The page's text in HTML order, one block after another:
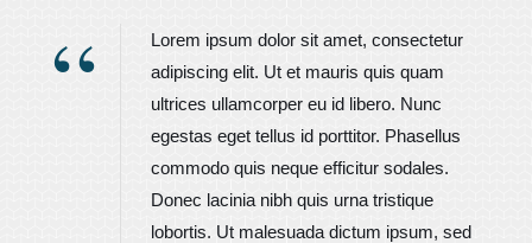
Lorem ipsum dolor sit amet, consectetur
adipiscing elit. Ut et mauris quis quam
ultrices ullamcorper eu id libero. Nunc
egestas eget tellus id porttitor. Phasellus
commodo quis neque efficitur sodales.
Donec lacinia nibh quis urna tristique
lobortis. Ut malesuada dictum ipsum, sed